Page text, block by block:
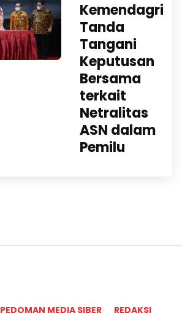
Kemendagri
Tanda
Tangani
Keputusan
Bersama
terkait
Netralitas
ASN dalam
Pemilu
PEDOMAN MEDIA SIBER
REDAKSI